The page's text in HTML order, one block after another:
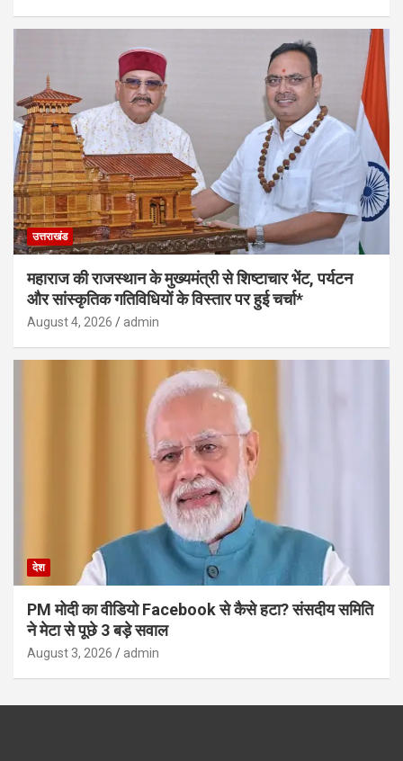
उत्तराखंड
महाराज की राजस्थान के मुख्यमंत्री से शिष्टाचार भेंट, पर्यटन
और सांस्कृतिक गतिविधियों के विस्तार पर हुई चर्चा*
August 4, 2026 admin
देश
PM मोदी का वीडियो Facebook से कैसे हटा? संसदीय समिति
ने मेटा से पूछे 3 बड़े सवाल
August 3, 2026 admin